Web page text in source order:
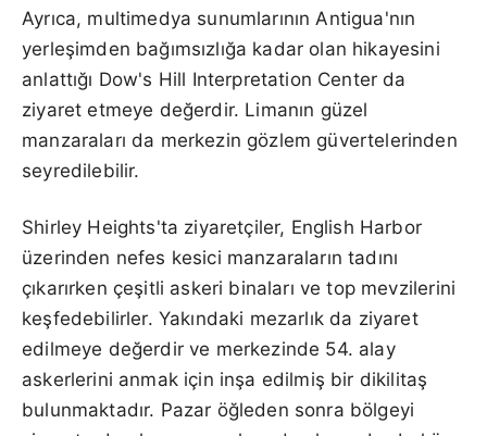
Ayrıca, multimedya sunumlarının Antigua'nın
yerleşimden bağımsızlığa kadar olan hikayesini
anlattığı Dow's Hill Interpretation Center da
ziyaret etmeye değerdir. Limanın güzel
manzaraları da merkezin gözlem güvertelerinden
seyredilebilir.
Shirley Heights'ta ziyaretçiler, English Harbor
üzerinden nefes kesici manzaraların tadını
çıkarırken çeşitli askeri binaları ve top mevzilerini
keşfedebilirler. Yakındaki mezarlık da ziyaret
edilmeye değerdir ve merkezinde 54. alay
askerlerini anmak için inşa edilmiş bir dikilitaş
bulunmaktadır. Pazar öğleden sonra bölgeyi